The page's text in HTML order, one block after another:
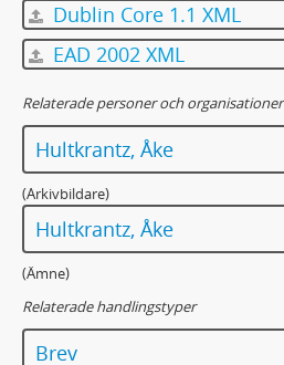
Dublin Core 1.1 XML
EAD 2002 XML
Relaterade personer och organisationer
Hultkrantz, Åke
(Arkivbildare)
Hultkrantz, Åke
(Ämne)
Relaterade handlingstyper
Brev